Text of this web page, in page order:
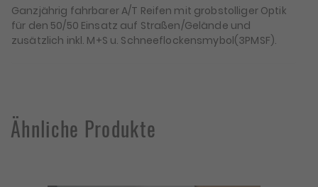
Ganzjährig fahrbarer A/T Reifen mit grobstolliger Optik
für den 50/50 Einsatz auf Straßen/Gelände und
zusätzlich inkl. M+S u. Schneeflockensmybol(3PMSF).
Ähnliche Produkte